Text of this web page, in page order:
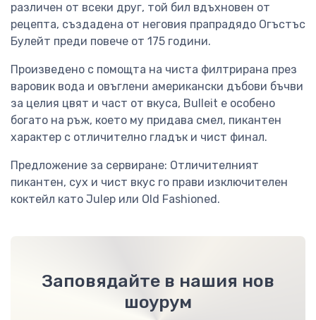
различен от всеки друг, той бил вдъхновен от
рецепта, създадена от неговия прапрадядо Огъстъс
Булейт преди повече от 175 години.
Произведено с помощта на чиста филтрирана през
варовик вода и овъглени американски дъбови бъчви
за целия цвят и част от вкуса, Bulleit е особено
богато на ръж, което му придава смел, пикантен
характер с отличително гладък и чист финал.
Предложение за сервиране: Отличителният
пикантен, сух и чист вкус го прави изключителен
коктейл като Julep или Old Fashioned.
Заповядайте в нашия нов
шоурум